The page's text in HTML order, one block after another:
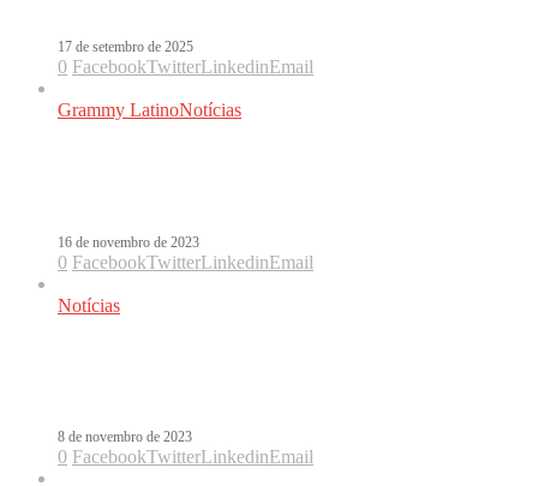
17 de setembro de 2025
0 FacebookTwitterLinkedinEmail
Grammy LatinoNotícias
16 de novembro de 2023
0 FacebookTwitterLinkedinEmail
Notícias
8 de novembro de 2023
0 FacebookTwitterLinkedinEmail